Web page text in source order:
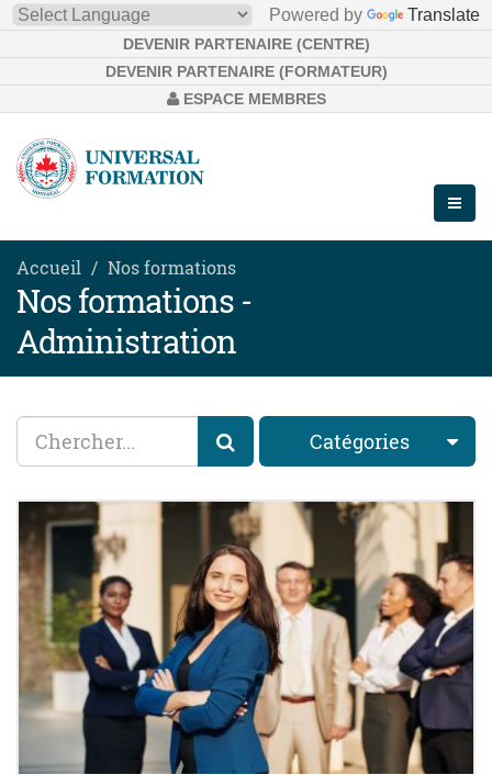
Powered by Translate
DEVENIR PARTENAIRE (CENTRE)
DEVENIR PARTENAIRE (FORMATEUR)
ESPACE MEMBRES
Accueil Nos formations
Nos formations -
Administration
Catégories